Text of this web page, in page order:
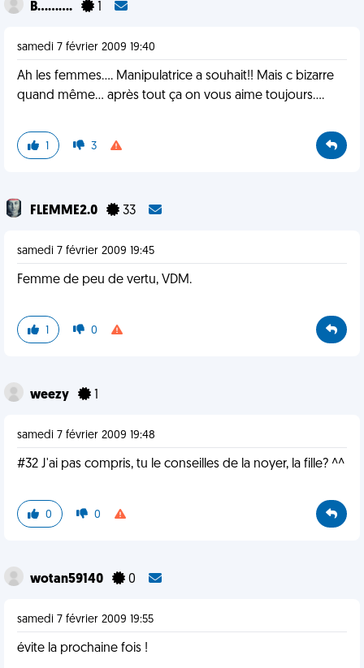
B..........
samedi 7 février 2009 19:40
Ah les femmes.... Manipulatrice a souhait!! Mais c bizarre
quand même... après tout ça on vous aime toujours....
1 3
FLEMME2.0 33
samedi 7 février 2009 19:45
Femme de peu de vertu, VDM.
1 0
weezy
samedi 7 février 2009 19:48
#32 J'ai pas compris, tu le conseilles de la noyer, la fille? ^^
0 0
wotan59140 0
samedi 7 février 2009 19:55
évite la prochaine fois !